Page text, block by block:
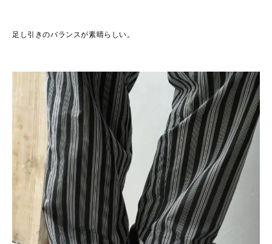
足し引きのバランスが素晴らしい。